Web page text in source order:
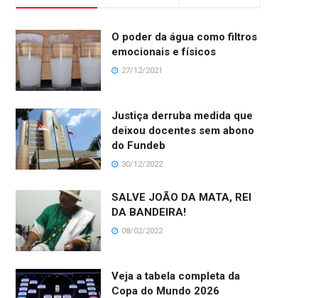
O poder da água como filtros
emocionais e físicos
27/12/2021
Justiça derruba medida que
deixou docentes sem abono
do Fundeb
30/12/2022
SALVE JOÃO DA MATA, REI
DA BANDEIRA!
08/02/2022
Veja a tabela completa da
Copa do Mundo 2026